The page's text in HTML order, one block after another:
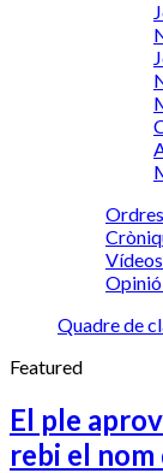
Quadre de
Featured
El ple
rebi el nom